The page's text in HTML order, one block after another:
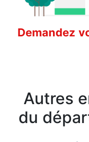
Demandez
Autres
du